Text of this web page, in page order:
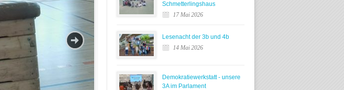
Schmetterlingshaus
17 Mai 2026
Lesenacht der 3b und 4b
14 Mai 2026
Demokratiewerkstatt - unsere
3A im Parlament